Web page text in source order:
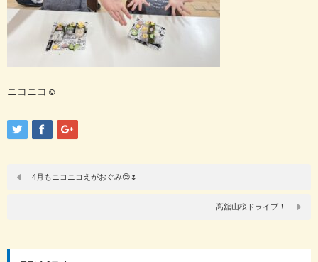
ニコニコ☺️
4月もニコニコえがおぐみ😉🌷
高舘山桜ドライブ！